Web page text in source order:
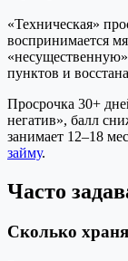
«Техническая»
воспринимается
пунктов и
Просрочка 30+
негатив», балл
занимает 12–18
займу.
Часто
Сколько